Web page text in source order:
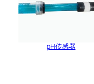
pH传感器